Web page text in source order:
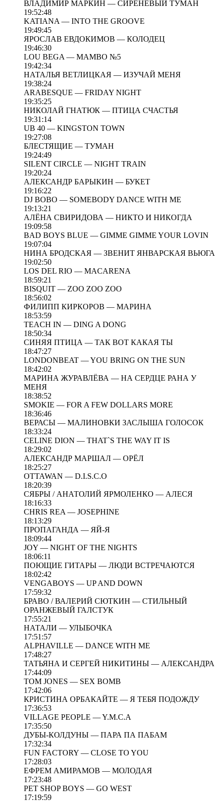
ВЛАДИМИР МАРКИН — СИРЕНЕВЫЙ ТУМАН
19:52:48
KATIANA — INTO THE GROOVE
19:49:45
ЯРОСЛАВ ЕВДОКИМОВ — КОЛОДЕЦ
19:46:30
LOU BEGA — MAMBO №5
19:42:34
НАТАЛЬЯ ВЕТЛИЦКАЯ — ИЗУЧАЙ МЕНЯ
19:38:24
ARABESQUE — FRIDAY NIGHT
19:35:25
НИКОЛАЙ ГНАТЮК — ПТИЦА СЧАСТЬЯ
19:31:14
UB 40 — KINGSTON TOWN
19:27:08
БЛЕСТЯЩИЕ — ТУМАН
19:24:49
SILENT CIRCLE — NIGHT TRAIN
19:20:24
АЛЕКСАНДР БАРЫКИН — БУКЕТ
19:16:22
DJ BOBO — SOMEBODY DANCE WITH ME
19:13:21
АЛЁНА СВИРИДОВА — НИКТО И НИКОГДА
19:09:58
BAD BOYS BLUE — GIMME GIMME YOUR LOVIN
19:07:04
НИНА БРОДСКАЯ — ЗВЕНИТ ЯНВАРСКАЯ ВЬЮГА
19:02:50
LOS DEL RIO — MACARENA
18:59:21
BISQUIT — ZOO ZOO ZOO
18:56:02
ФИЛИПП КИРКОРОВ — МАРИНА
18:53:59
TEACH IN — DING A DONG
18:50:34
СИНЯЯ ПТИЦА — ТАК ВОТ КАКАЯ ТЫ
18:47:27
LONDONBEAT — YOU BRING ON THE SUN
18:42:02
МАРИНА ЖУРАВЛЁВА — НА СЕРДЦЕ РАНА У
МЕНЯ
18:38:52
SMOKIE — FOR A FEW DOLLARS MORE
18:36:46
ВЕРАСЫ — МАЛИНОВКИ ЗАСЛЫША ГОЛОСОК
18:33:24
CELINE DION — THAT`S THE WAY IT IS
18:29:02
АЛЕКСАНДР МАРШАЛ — ОРЁЛ
18:25:27
OTTAWAN — D.I.S.C.O
18:20:39
СЯБРЫ / АНАТОЛИЙ ЯРМОЛЕНКО — АЛЕСЯ
18:16:33
CHRIS REA — JOSEPHINE
18:13:29
ПРОПАГАНДА — ЯЙ-Я
18:09:44
JOY — NIGHT OF THE NIGHTS
18:06:11
ПОЮЩИЕ ГИТАРЫ — ЛЮДИ ВСТРЕЧАЮТСЯ
18:02:42
VENGABOYS — UP AND DOWN
17:59:32
БРАВО / ВАЛЕРИЙ СЮТКИН — СТИЛЬНЫЙ
ОРАНЖЕВЫЙ ГАЛСТУК
17:55:21
НАТАЛИ — УЛЫБОЧКА
17:51:57
ALPHAVILLE — DANCE WITH ME
17:48:27
ТАТЬЯНА И СЕРГЕЙ НИКИТИНЫ — АЛЕКСАНДРА
17:44:09
TOM JONES — SEX BOMB
17:42:06
КРИСТИНА ОРБАКАЙТЕ — Я ТЕБЯ ПОДОЖДУ
17:36:53
VILLAGE PEOPLE — Y.M.C.A
17:35:50
ДУБЫ-КОЛДУНЫ — ПАРА ПА ПАБАМ
17:32:34
FUN FACTORY — CLOSE TO YOU
17:28:03
ЕФРЕМ АМИРАМОВ — МОЛОДАЯ
17:23:48
PET SHOP BOYS — GO WEST
17:19:59